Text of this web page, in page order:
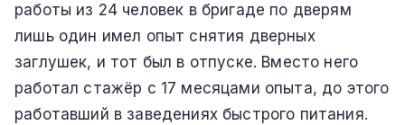
работы из 24 человек в бригаде по дверям
лишь один имел опыт снятия дверных
заглушек, и тот был в отпуске. Вместо него
работал стажёр с 17 месяцами опыта, до этого
работавший в заведениях быстрого питания.